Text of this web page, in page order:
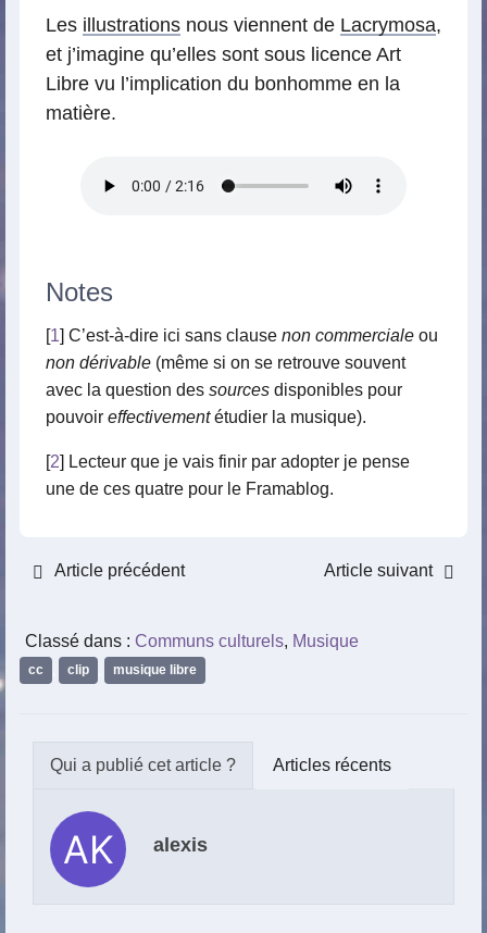
Les illustrations nous viennent de Lacrymosa,
et j’imagine qu’elles sont sous licence Art
Libre vu l’implication du bonhomme en la
matière.
Notes
[1] C’est-à-dire ici sans clause non commerciale ou
non dérivable (même si on se retrouve souvent
avec la question des sources disponibles pour
pouvoir effectivementétudier la musique).
[2] Lecteur que je vais finir par adopter je pense
une de ces quatre pour le Framablog.
Article précédent Article suivant
Classé dans : Communs culturels, Musique
cc clip musique libre
Articles récents
alexis